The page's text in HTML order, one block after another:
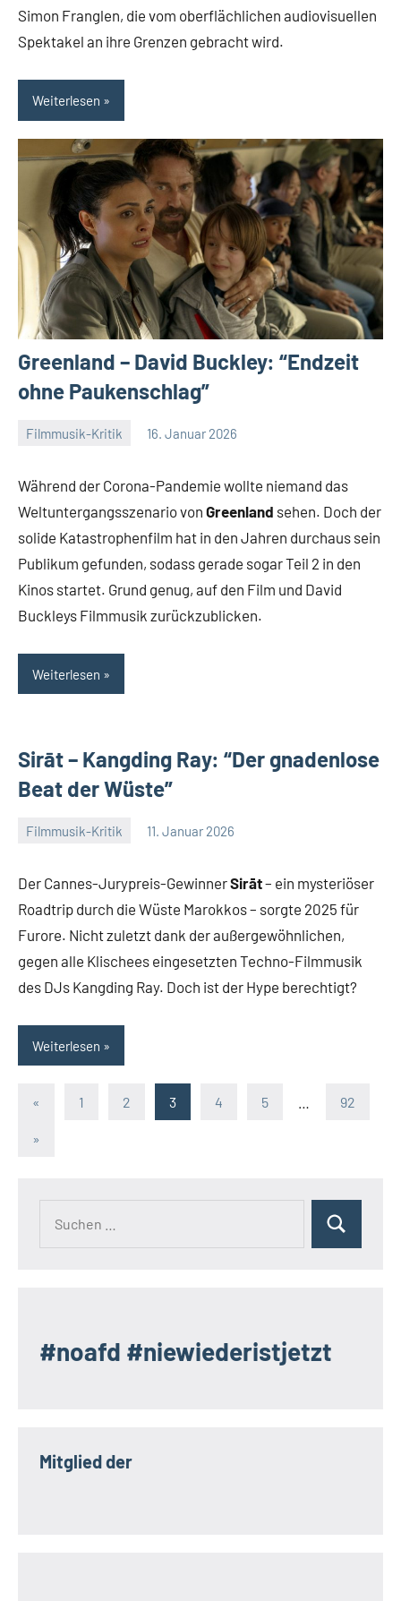
Simon Franglen, die vom oberflächlichen audiovisuellen
Spektakel an ihre Grenzen gebracht wird.
Weiterlesen
Greenland – David Buckley: “Endzeit
ohne Paukenschlag”
Filmmusik-Kritik 16. Januar 2026
Während der Corona-Pandemie wollte niemand das
Weltuntergangsszenario von Greenland sehen. Doch der
solide Katastrophenfilm hat in den Jahren durchaus sein
Publikum gefunden, sodass gerade sogar Teil 2 in den
Kinos startet. Grund genug, auf den Film und David
Buckleys Filmmusik zurückzublicken.
Weiterlesen
Sirāt – Kangding Ray: “Der gnadenlose
Beat der Wüste”
Filmmusik-Kritik 11. Januar 2026
Der Cannes-Jurypreis-GewinnerSirāt– ein mysteriöser
Roadtrip durch die Wüste Marokkos – sorgte 2025 für
Furore. Nicht zuletzt dank der außergewöhnlichen,
gegen alle Klischees eingesetzten Techno-Filmmusik
des DJs Kangding Ray. Doch ist der Hype berechtigt?
Weiterlesen
Seitennummerierung
der
« Vorherige
1 2 3 4 5 92
Nächste
»
Suchen
#noafd #niewiederistjetzt
Mitglied der